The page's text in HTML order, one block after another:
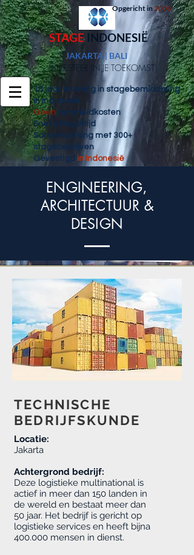
Opgericht in 2008
STAGE INDONESIË
JAKARTA | BALI
INVESTEER IN JE TOEKOMST
18 jaar ervaring in stagebemiddeling
in Indonesië
Geen aanmeldkosten
Snelle Regeltijd
Samenwerking met 300+
stagebedrijven
Gevestigd in Indonesië
ENGINEERING,
ARCHITECTUUR &
DESIGN
TECHNISCHE
BEDRIJFSKUNDE
Locatie:
Jakarta
Achtergrond bedrijf:
Deze logistieke multinational is
actief in meer dan 150 landen in
de wereld en bestaat meer dan
50 jaar. Het bedrijf is gericht op
logistieke services en heeft bijna
400.000 mensen in dienst.